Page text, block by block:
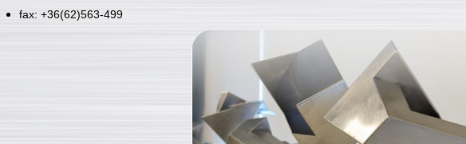
fax: +36(62)563-499